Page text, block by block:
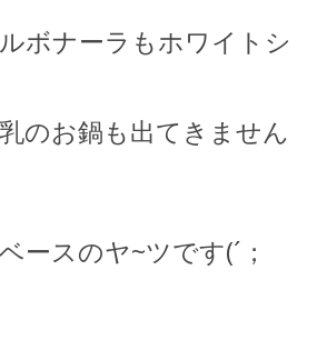
ボナーラもホワイトシ
のお鍋も出てきません
ースのヤ~ツです(´；